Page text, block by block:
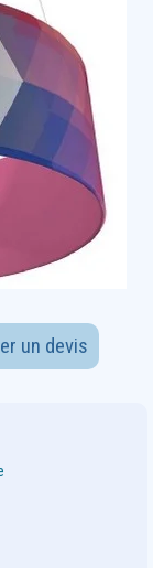
un devis